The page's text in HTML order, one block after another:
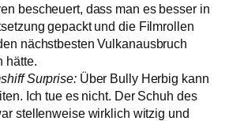
bescheuert, dass man es besser in
gepackt und die Filmrollen
nächstbesten Vulkanausbruch
hätte.
Surprise:Über Bully Herbig kann
Ich tue es nicht. Der Schuh des
stellenweise wirklich witzig und